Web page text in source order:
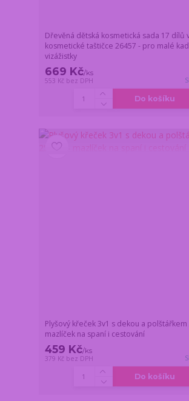
Dřevěná dětská kosmetická sada 17 dílů
kosmetické taštičce 26457 - pro malé
vizážistky
669 Kč/ks
553 Kč bez DPH
Do košíku
Plyšový křeček 3v1 s dekou a polštářkem
mazlíček na spaní i cestování
459 Kč/ks
379 Kč bez DPH
Do košíku